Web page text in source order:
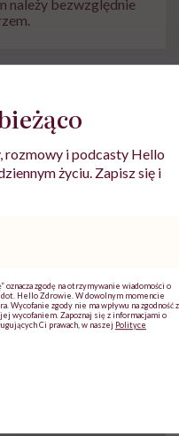
należy bezwzględnie
podobny
w jej życiu
Indonezja,
Kinga
rozmowy i podcasty Hello
życiu. Zapisz się i
zgodę na otrzymywanie wiadomości o
dot. Hello Zdrowie. W dowolnym momencie
Wycofanie zgody nie ma wpływu na zgodność z
wycofaniem. Zapoznaj się z informacjami o
Ci prawach, w naszej Polityce